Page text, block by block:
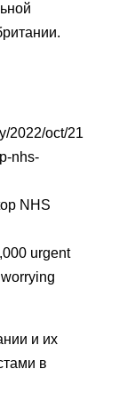
2022/oct/21
nhs-
NHS
urgent
и их
в